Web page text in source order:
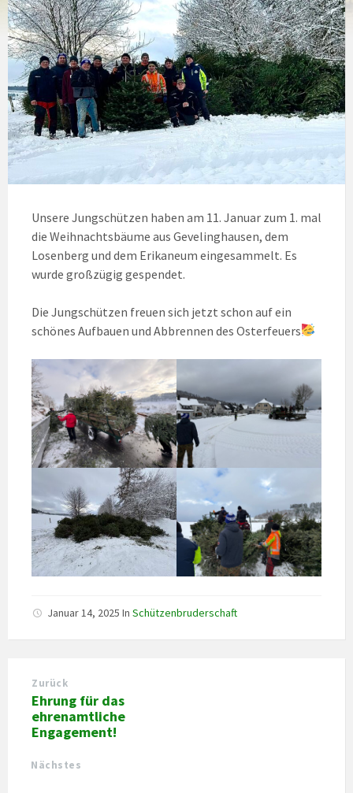
Unsere Jungschützen haben am 11. Januar zum 1. mal
die Weihnachtsbäume aus Gevelinghausen, dem
Losenberg und dem Erikaneum eingesammelt. Es
wurde großzügig gespendet.
Die Jungschützen freuen sich jetzt schon auf ein
schönes Aufbauen und Abbrennen des Osterfeuers
Januar 14, 2025 In Schützenbruderschaft
Zurück
Ehrung für das
ehrenamtliche
Engagement!
Nächstes